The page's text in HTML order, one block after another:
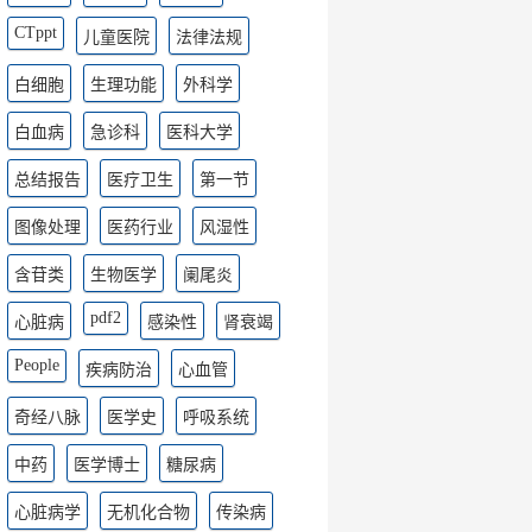
CTppt 儿童医院 法律法规
白细胞 生理功能 外科学
白血病 急诊科 医科大学
总结报告 医疗卫生 第一节
图像处理 医药行业 风湿性
含苷类 生物医学 阑尾炎
心脏病 pdf2 感染性 肾衰竭
People 疾病防治 心血管
奇经八脉 医学史 呼吸系统
中药 医学博士 糖尿病
心脏病学 无机化合物 传染病